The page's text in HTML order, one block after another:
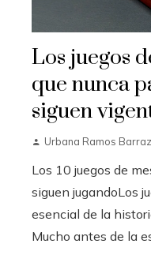
Los juegos
que nunca
siguen
Urbana Ramos
Los 10 juegos de
siguen jugandoLos
esencial de la
Mucho antes de la